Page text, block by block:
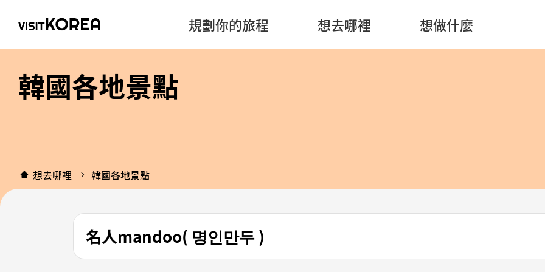
規劃你的旅程 想去哪裡 想做什麼
韓國各地景點
想去哪裡 韓國各地景點
名人mandoo( 명인만두 )